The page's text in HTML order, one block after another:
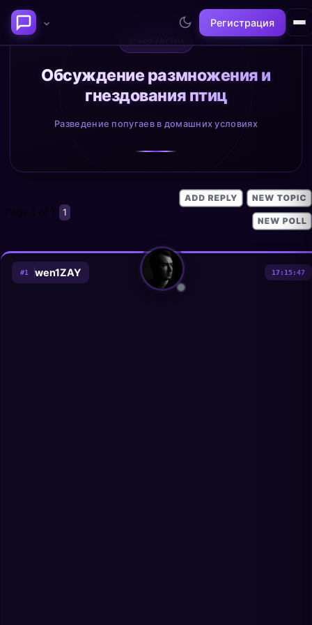
Регистрация
Последние темы
Философия сознания:
где граница между "я" и
Нейронаука и
реальность
Обсуждение размножения и
гнездования птиц
Разведение попугаев в домашних условиях
Page 1 of 1 1
#1 wen1ZAY 17:15:47